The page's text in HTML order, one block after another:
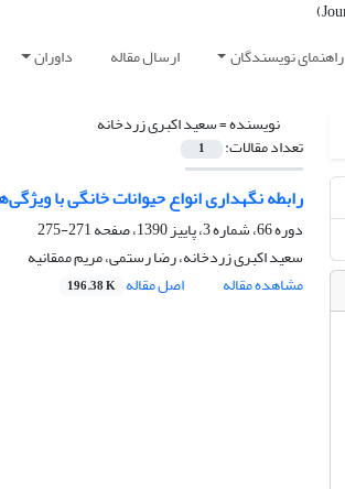
راهنمای نویسندگان ارسال مقاله داوران
نویسنده =سعید اکبری زردخانه
تعداد مقالات: 1
رابطه نگهداری انواع حیوانات خانگی با
دوره 66، شماره 3، پاییز 1390، صفحه
271-275
سعید اکبری زردخانه، رضا رستمی، مریم ممقانیه
مشاهده مقاله
اصل مقاله 196.38 K